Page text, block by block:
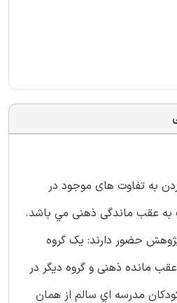
به تفاوت های موجود در
به عقب ماندگی ذهنی مي باشد.
پژوهش حضور دارند: یک گروه
مانده ذهنی و گروه دیگر در
مدرسه اي سالم از همان